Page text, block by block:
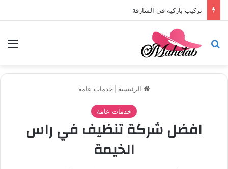
تركيب باركيه في الشارقة
بحث عن
الرئيسية خدمات عامة
خدمات عامة
افضل شركة تنظيف في راس
الخيمة